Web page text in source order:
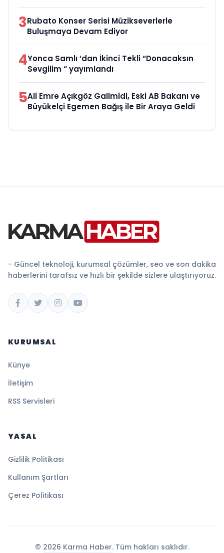
3Rubato Konser Serisi Müzikseverlerle
Buluşmaya Devam Ediyor
4Yonca Samlı ‘dan İkinci Tekli “Donacaksın
Sevgilim “ yayımlandı
5Ali Emre Açıkgöz Galimidi, Eski AB Bakanı ve
Büyükelçi Egemen Bağış ile Bir Araya Geldi
- Güncel teknoloji, kurumsal çözümler, seo ve son dakika
haberlerini tarafsız ve hızlı bir şekilde sizlere ulaştırıyoruz.
KURUMSAL
Künye
İletişim
RSS Servisleri
YASAL
Gizlilik Politikası
Kullanım Şartları
Çerez Politikası
© 2026 Karma Haber. Tüm hakları saklıdır.